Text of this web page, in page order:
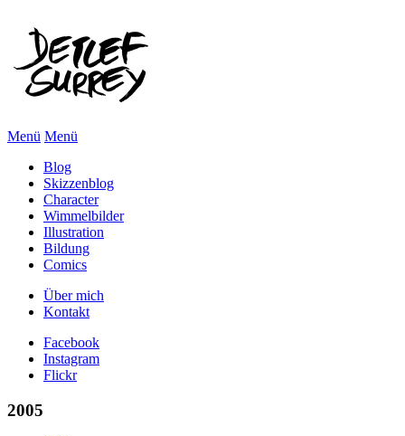
Menü Menü
Blog
Skizzenblog
Character
Wimmelbilder
Illustration
Bildung
Comics
Über mich
Kontakt
Facebook
Instagram
Flickr
2005